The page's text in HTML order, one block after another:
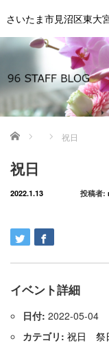
さいたま市見沼区東大
ホーム 祝日
祝日
2022.1.13 投稿者:
イベント詳細
日付: 2022-05-04
カテゴリ: 祝日 祭